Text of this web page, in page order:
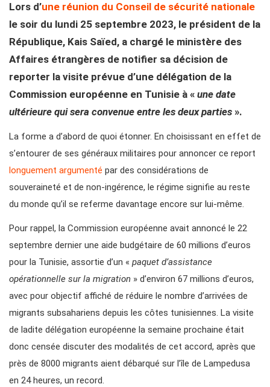
Lors d’une réunion du Conseil de sécurité nationale
le soir du lundi 25 septembre 2023, le président de la
République, Kais Saïed, a chargé le ministère des
Affaires étrangères de notifier sa décision de
reporter la visite prévue d’une délégation de la
Commission européenne en Tunisie à « une date
ultérieure qui sera convenue entre les deux parties ».
La forme a d’abord de quoi étonner. En choisissant en effet de
s’entourer de ses généraux militaires pour annoncer ce report
longuement argumenté par des considérations de
souveraineté et de non-ingérence, le régime signifie au reste
du monde qu’il se referme davantage encore sur lui-même.
Pour rappel, la Commission européenne avait annoncé le 22
septembre dernier une aide budgétaire de 60 millions d’euros
pour la Tunisie, assortie d’un « paquet d’assistance
opérationnelle sur la migration » d’environ 67 millions d’euros,
avec pour objectif affiché de réduire le nombre d’arrivées de
migrants subsahariens depuis les côtes tunisiennes. La visite
de ladite délégation européenne la semaine prochaine était
donc censée discuter des modalités de cet accord, après que
près de 8000 migrants aient débarqué sur l’île de Lampedusa
en 24 heures, un record.